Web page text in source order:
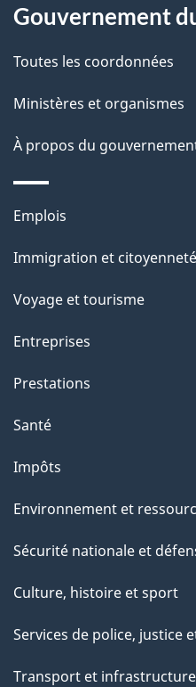
i
l
s
d
e
l
a
p
a
g
e
propos
de
ce
site
Gouvernement
Toutes les coordonnées
Ministères et organismes
À propos du
Thèmes
sujets
Emplois
Immigration et citoyenneté
Voyage et tourisme
Entreprises
Prestations
Santé
Impôts
Environnement et
Sécurité nationale et
Culture, histoire et sport
Services de police, justice
Transport et infrastructure